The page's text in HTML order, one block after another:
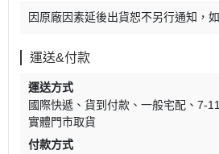
因原廠因素延後出貨恕不另行通知，
運送&付款
運送方式
國際快遞
貨到付款 一般宅配 7-
實體門市取貨
付款方式